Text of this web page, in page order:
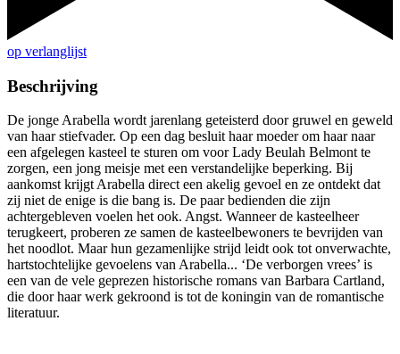
op verlanglijst
Beschrijving
De jonge Arabella wordt jarenlang geteisterd door gruwel en geweld
van haar stiefvader. Op een dag besluit haar moeder om haar naar
een afgelegen kasteel te sturen om voor Lady Beulah Belmont te
zorgen, een jong meisje met een verstandelijke beperking. Bij
aankomst krijgt Arabella direct een akelig gevoel en ze ontdekt dat
zij niet de enige is die bang is. De paar bedienden die zijn
achtergebleven voelen het ook. Angst. Wanneer de kasteelheer
terugkeert, proberen ze samen de kasteelbewoners te bevrijden van
het noodlot. Maar hun gezamenlijke strijd leidt ook tot onverwachte,
hartstochtelijke gevoelens van Arabella... ‘De verborgen vrees’ is
een van de vele geprezen historische romans van Barbara Cartland,
die door haar werk gekroond is tot de koningin van de romantische
literatuur.